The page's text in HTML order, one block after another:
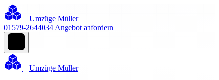
Umzüge Müller
01579-2644034 Angebot anfordern
Umzüge Müller